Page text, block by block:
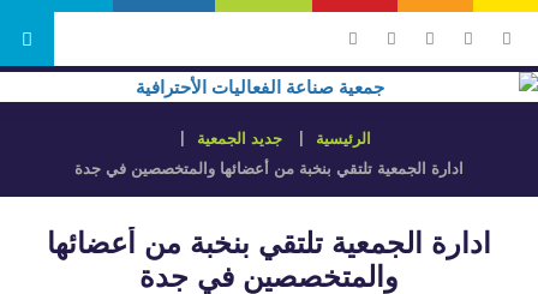
الرئيسية
جديد الجمعية
ادارة الجمعية تلتقي بنخبة من أعضائها والمتخصصين في جدة
ادارة الجمعية تلتقي بنخبة من أعضائها
والمتخصصين في جدة